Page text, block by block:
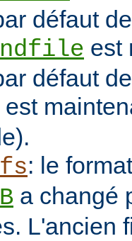
défaut
est
défaut
est
: le
a changé
L'ancien